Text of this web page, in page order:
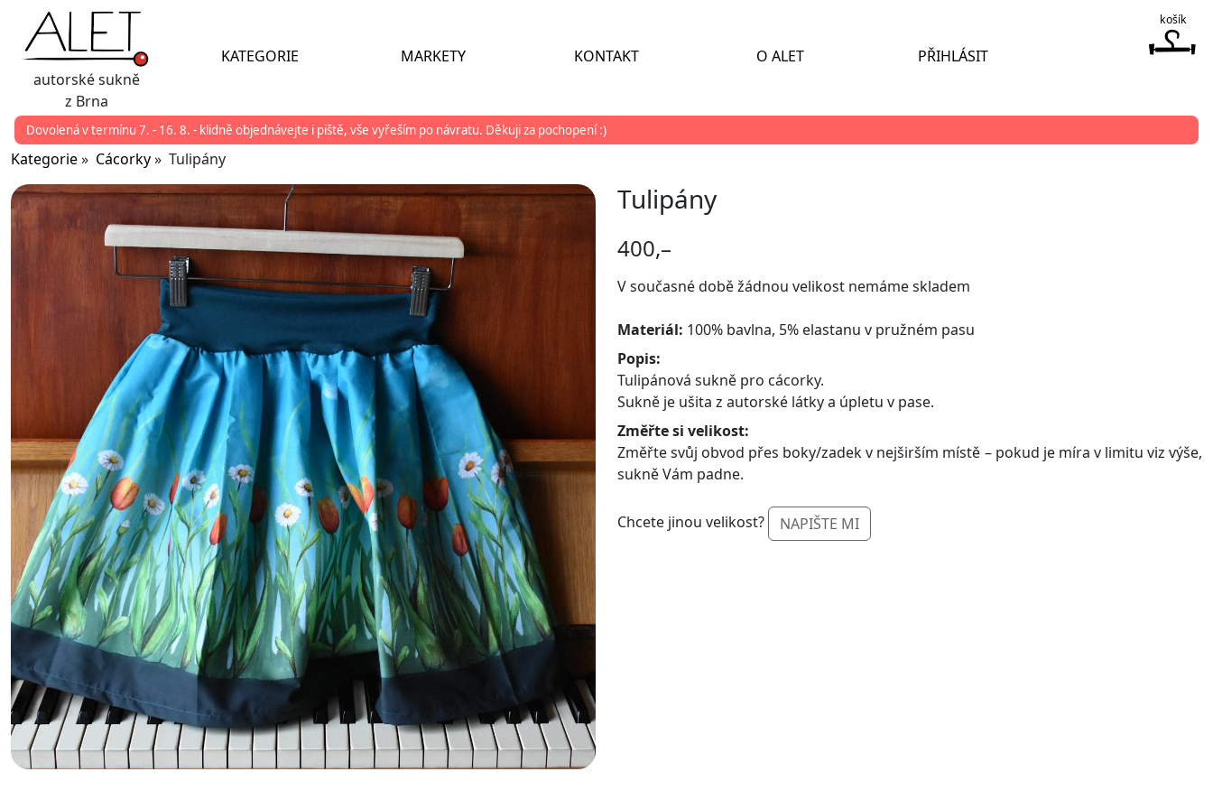
autorské sukně
z Brna
KATEGORIE MARKETY KONTAKT O ALET PŘIHLÁSIT
košík
Dovolená v termínu 7. - 16. 8. - klidně objednávejte i piště, vše vyřeším po návratu. Děkuji za pochopení :)
Kategorie» Cácorky» Tulipány
Tulipány
400,–
V současné době žádnou velikost nemáme skladem
Materiál: 100% bavlna, 5% elastanu v pružném pasu
Popis:
Tulipánová sukně pro cácorky.
Sukně je ušita z autorské látky a úpletu v pase.
Změřte si velikost:
Změřte svůj obvod přes boky/zadek v nejširším místě – pokud je míra v limitu viz výše,
sukně Vám padne.
Chcete jinou velikost? NAPIŠTE MI